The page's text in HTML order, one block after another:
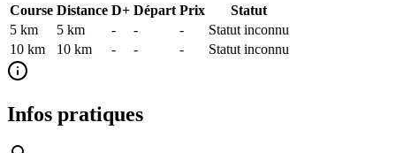
Course Distance D+ Départ Prix
Statut
5 km
5 km - - -
Statut inconnu
10 km
10 km - - - Statut inconnu
Infos pratiques